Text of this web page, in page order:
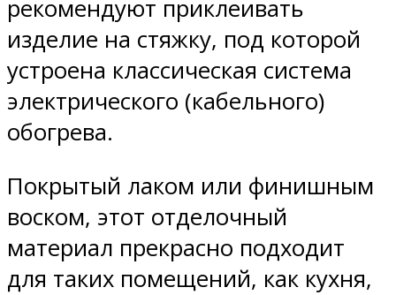
рекомендуют приклеивать
изделие на стяжку, под которой
устроена классическая система
электрического (кабельного)
обогрева.
Покрытый лаком или финишным
воском, этот отделочный
материал прекрасно подходит
для таких помещений, как кухня,